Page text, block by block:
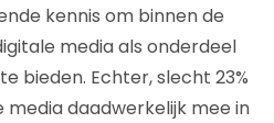
kennis om binnen de
media als onderdeel
bieden. Echter, slecht 23%
daadwerkelijk mee in